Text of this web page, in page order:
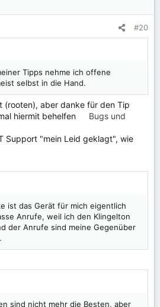
#20
Tipps nehme ich offene
selbst in die Hand.
(rooten), aber danke für den Tip
hiermit behelfen
Bugs und
Support "mein Leid geklagt", wie
ist das Gerät für mich eigentlich
Anrufe, weil ich den Klingelton
der Anrufe sind meine Gegenüber
sind nicht mehr die Besten, aber